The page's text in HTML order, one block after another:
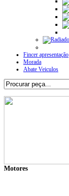
Fincer apresentação
Morada
Abate Veiculos
Motores